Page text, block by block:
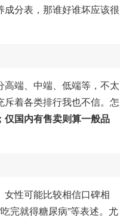
分表，那谁好谁坏应该很
端、中端、低端等，不太
着各类排行我也不信。怎
仅国内有售卖则算一般品
性可能比较相信口碑相
完就得糖尿病”等表述。尤